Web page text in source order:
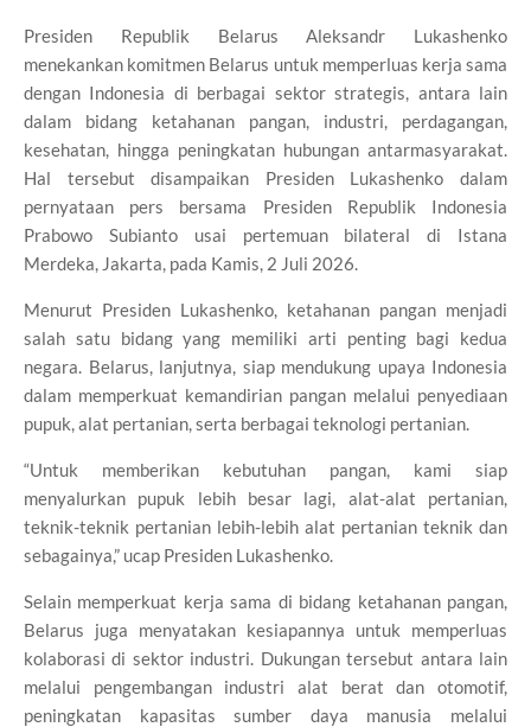
Presiden Republik Belarus Aleksandr Lukashenko
menekankan komitmen Belarus untuk memperluas kerja sama
dengan Indonesia di berbagai sektor strategis, antara lain
dalam bidang ketahanan pangan, industri, perdagangan,
kesehatan, hingga peningkatan hubungan antarmasyarakat.
Hal tersebut disampaikan Presiden Lukashenko dalam
pernyataan pers bersama Presiden Republik Indonesia
Prabowo Subianto usai pertemuan bilateral di Istana
Merdeka, Jakarta, pada Kamis, 2 Juli 2026.
Menurut Presiden Lukashenko, ketahanan pangan menjadi
salah satu bidang yang memiliki arti penting bagi kedua
negara. Belarus, lanjutnya, siap mendukung upaya Indonesia
dalam memperkuat kemandirian pangan melalui penyediaan
pupuk, alat pertanian, serta berbagai teknologi pertanian.
“Untuk memberikan kebutuhan pangan, kami siap
menyalurkan pupuk lebih besar lagi, alat-alat pertanian,
teknik-teknik pertanian lebih-lebih alat pertanian teknik dan
sebagainya,” ucap Presiden Lukashenko.
Selain memperkuat kerja sama di bidang ketahanan pangan,
Belarus juga menyatakan kesiapannya untuk memperluas
kolaborasi di sektor industri. Dukungan tersebut antara lain
melalui pengembangan industri alat berat dan otomotif,
peningkatan kapasitas sumber daya manusia melalui